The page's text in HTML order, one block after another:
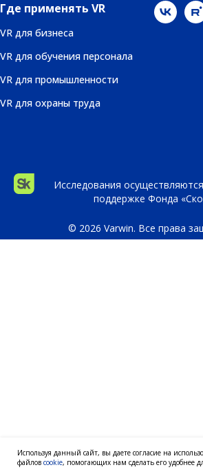
Используя данный сайт, вы даете согласие на
файлов cookie, помогающих нам сделать его удобнее
Где применять VR
VR для бизнеса
VR для обучения персонала
VR для промышленности
VR для охраны труда
Исследования
поддержке Фонда
© 2026 Varwin. Все права